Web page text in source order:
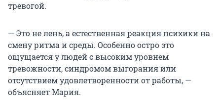
тревогой.
— Это не лень, а естественная реакция психики на
смену ритма и среды. Особенно остро это
ощущается у людей с высоким уровнем
тревожности, синдромом выгорания или
отсутствием удовлетворенности от работы, —
объясняет Мария.